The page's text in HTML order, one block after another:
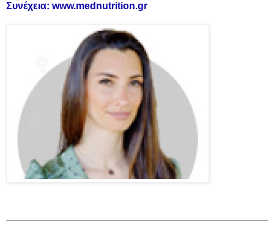
Συνέχεια: www.mednutrition.gr